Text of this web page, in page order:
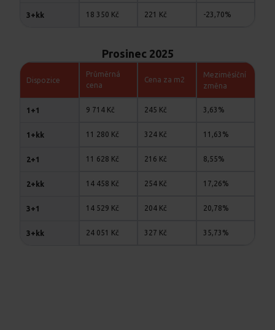
3+kk 18 350 Kč 221 Kč -23,70%
Prosinec 2025
Dispozice
Průměrná
cena
Cena za m2
Meziměsíční
změna
1+1 9 714 Kč 245 Kč 3,63%
1+kk 11 280 Kč 324 Kč 11,63%
2+1 11 628 Kč 216 Kč 8,55%
2+kk 14 458 Kč 254 Kč 17,26%
3+1 14 529 Kč 204 Kč 20,78%
3+kk 24 051 Kč 327 Kč 35,73%